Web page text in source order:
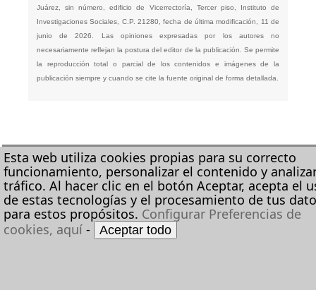
Esta web utiliza cookies propias para su correcto
funcionamiento, personalizar el contenido y
tráfico. Al hacer clic en el botón Aceptar, acepta el
de estas tecnologías y el procesamiento de tus
para estos propósitos. Configurar Preferencias de
cookies, aquí- Aceptar todo
Juárez, sin número, edificio de Vicerrectoría, Tercer piso, Instituto de
Investigaciones Sociales, C.P. 21280, fecha de última modificación, 11 de
junio de 2026. Las opiniones expresadas por los autores no
necesariamente reflejan la postura del editor de la publicación. Se permite
la reproducción total o parcial de los contenidos e imágenes de la
publicación siempre y cuando se cite la fuente original de forma detallada.